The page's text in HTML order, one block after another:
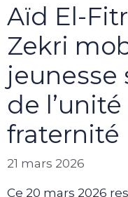
Aïd El-
Zekri
jeunesse
de
fraternité
21 mars 2026
Ce 20 mars 2026